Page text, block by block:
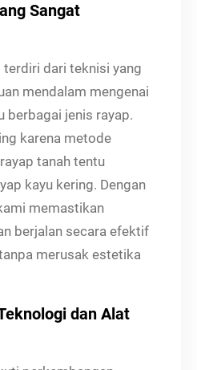
Sangat
dari teknisi yang
mendalam mengenai
berbagai jenis rayap.
karena metode
tanah tentu
kayu kering. Dengan
memastikan
berjalan secara efektif
merusak estetika
dan Alat